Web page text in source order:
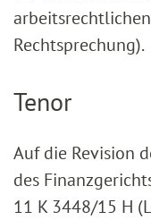
Rechtsprechung).
Tenor
Auf die Revision
des
11 K 3448/15 H